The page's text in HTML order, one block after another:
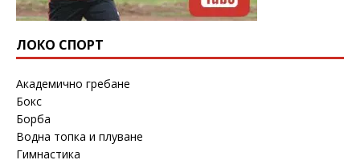
ЛОКО СПОРТ
Академично гребане
Бокс
Борба
Водна топка и плуване
Гимнастика